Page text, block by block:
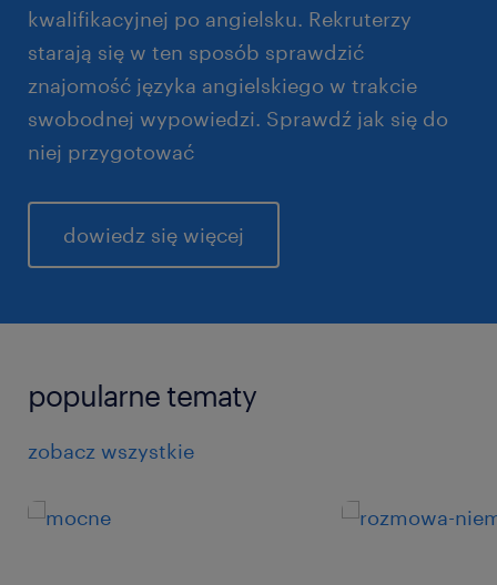
kwalifikacyjnej po angielsku. Rekruterzy
starają się w ten sposób sprawdzić
znajomość języka angielskiego w trakcie
swobodnej wypowiedzi. Sprawdź jak się do
niej przygotować
dowiedz się więcej
popularne tematy
zobacz wszystkie